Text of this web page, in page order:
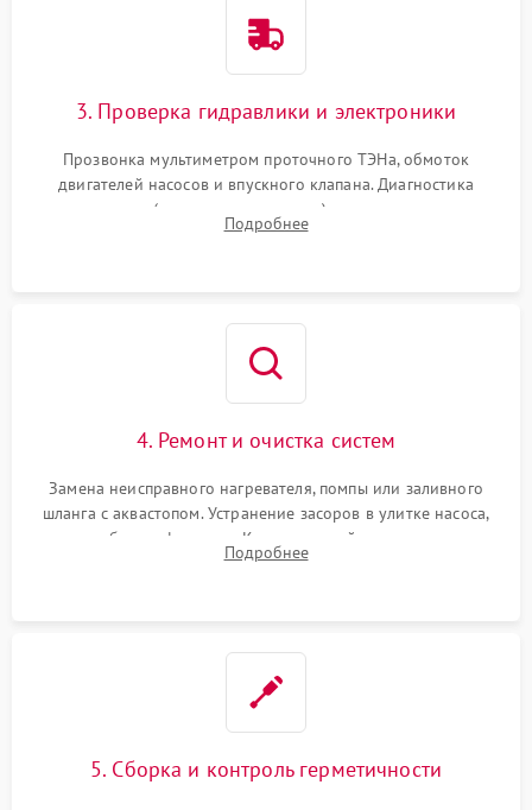
3. Проверка гидравлики и электроники
Прозвонка мультиметром проточного ТЭНа, обмоток
двигателей насосов и впускного клапана. Диагностика
прессостата (датчика уровня воды), датчика мутности,
концевика дверцы и электронного модуля управления.
Подробнее
4. Ремонт и очистка систем
Замена неисправного нагревателя, помпы или заливного
шланга с аквастопом. Устранение засоров в улитке насоса,
патрубках и фильтрах. Компонентный ремонт платы
управления, восстановление поврежденной проводки.
Подробнее
5. Сборка и контроль герметичности